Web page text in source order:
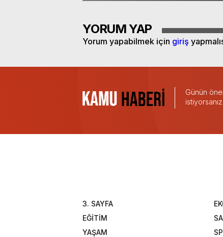
YORUM YAP
Yorum yapabilmek için giriş
Günün
3. SAYFA
EĞİTİM
YAŞAM